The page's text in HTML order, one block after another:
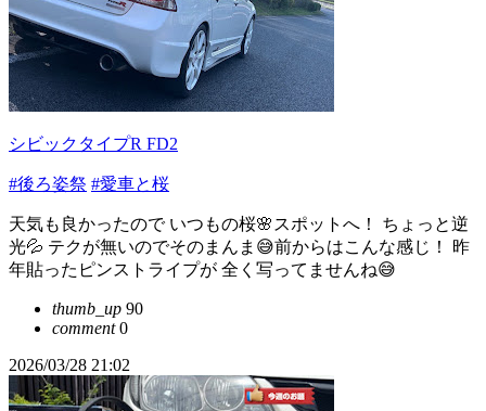
シビックタイプR FD2
#後ろ姿祭 #愛車と桜
天気も良かったので いつもの桜🌸スポットへ！ ちょっと逆
光💦 テクが無いのでそのまんま😅前からはこんな感じ！ 昨
年貼ったピンストライプが 全く写ってませんね😅
thumb_up 90
comment0
2026/03/28 21:02